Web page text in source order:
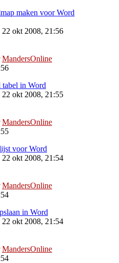
maken voor Word
okt 2008, 21:56
MandersOnline
tabel in Word
okt 2008, 21:55
MandersOnline
voor Word
okt 2008, 21:54
MandersOnline
in Word
okt 2008, 21:54
MandersOnline